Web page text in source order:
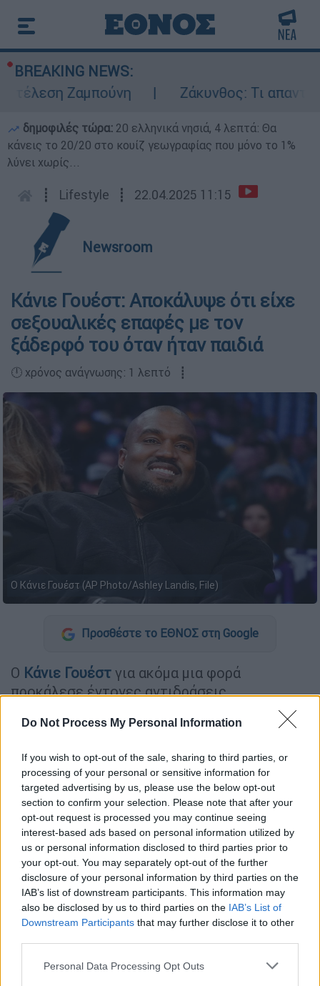
Do Not Process My Personal Information
If you wish to opt-out of the sale, sharing to third parties, or
processing of your personal or sensitive information for
targeted advertising by us, please use the below opt-out
section to confirm your selection. Please note that after your
opt-out request is processed you may continue seeing
interest-based ads based on personal information utilized by
us or personal information disclosed to third parties prior to
your opt-out. You may separately opt-out of the further
disclosure of your personal information by third parties on the
IAB’s list of downstream participants. This information may
also be disclosed by us to third parties on the IAB’s List of
Downstream Participants that may further disclose it to other
Please note that this website/app uses one or more Google
Personal Data Processing Opt Outs
BREAKING NEWS:
Ζαμπούνη
Ζάκυνθος: Τι απαντά η
δημοφιλές τώρα: 20 ελληνικά νησιά, 4 λεπτά: Θα
κάνεις το 20/20 στο κουίζ γεωγραφίας που μόνο το 1%
λύνει χωρίς...
┋ Lifestyle ┋ 22.04.2025 11:15
Newsroom
Κάνιε Γουέστ: Αποκάλυψε ότι είχε
σεξουαλικές επαφές με τον
ξάδερφό του όταν ήταν παιδιά
🕛 χρόνος ανάγνωσης: 1 λεπτό ┋
Ο Κάνιε Γουέστ (AP Photo/Ashley Landis, File)
Προσθέστε το ΕΘΝΟΣ στη Google
Ο Κάνιε Γουέστ για ακόμα μια φορά
προκάλεσε έντονες αντιδράσεις,
τίτλο «Cousin», εμπνευσμένο – όπως
αμφιλεγόμενη εμπειρία της παιδικής του
ηλικίας.
Οράπερπεριγράφει ότι, σε μικρή ηλικία,
βρέθηκε αντιμέτωπος μεπορνογραφικό
υλικό που άνηκε στον πατέρα του και, υπό
την επίδραση αυτών των εικόνων,
προχώρησε σεσεξουαλικές πράξειςμε τον
ξάδερφό του, επίσης παιδί τότε.